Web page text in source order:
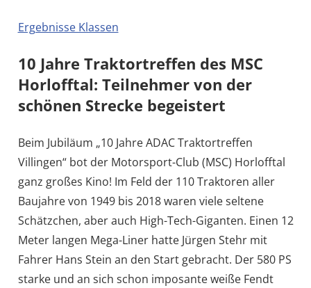
Ergebnisse Klassen
10 Jahre Traktortreffen des MSC
Horlofftal: Teilnehmer von der
schönen Strecke begeistert
Beim Jubiläum „10 Jahre ADAC Traktortreffen
Villingen“ bot der Motorsport-Club (MSC) Horlofftal
ganz großes Kino! Im Feld der 110 Traktoren aller
Baujahre von 1949 bis 2018 waren viele seltene
Schätzchen, aber auch High-Tech-Giganten. Einen 12
Meter langen Mega-Liner hatte Jürgen Stehr mit
Fahrer Hans Stein an den Start gebracht. Der 580 PS
starke und an sich schon imposante weiße Fendt